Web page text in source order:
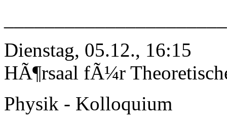
Dienstag, 05.12., 16:15
HÃ¶rsaal fÃ¼r
Physik - Kolloquium